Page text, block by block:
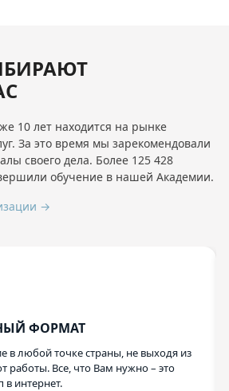
10 лет находится на рынке
За это время мы зарекомендовали
своего дела. Более 125 428
обучение в нашей Академии.
→
ФОРМАТ
в любой точке страны, не выходя из
работы. Все, что Вам нужно – это
в интернет.